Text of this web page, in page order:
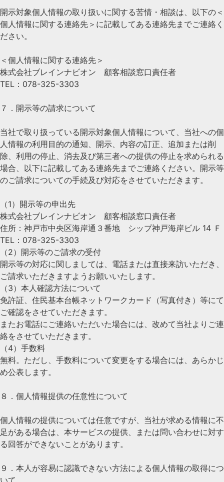
開示対象個人情報の取り扱いに関する苦情・相談は、以下の＜
個人情報に関する連絡先＞に記載してある連絡先までご連絡く
ださい。
＜個人情報に関する連絡先＞
株式会社ブレインナビオン 顧客相談窓口責任者
TEL：078-325-3303
７．開示等の請求について
当社で取り扱っている開示対象個人情報について、当社への個
人情報の利用目的の通知、開示、内容の訂正、追加または削
除、利用の停止、消去及び第三者への提供の停止を求められる
場合、以下に記載してある連絡先までご連絡ください。開示等
のご請求についての手続及び対応をさせていただきます。
（1）開示等の申出先
株式会社ブレインナビオン 顧客相談窓口責任者
住所：神戸市中央区海岸通３番地 シップ神戸海岸ビル 14 Ｆ
TEL：078-325-3303
（2）開示等のご請求の受付
開示等の対応に関しましては、電話または直接来訪いただき、
ご請求いただきますようお願いいたします。
（3）本人確認方法について
免許証、住民基本台帳ネットワークカード（写真付き）等にて
ご確認をさせていただきます。
またお電話にご連絡いただいた場合には、改めて当社よりご連
絡をさせていただきます。
（4）手数料
無料。ただし、手数料について変更をする場合には、あらかじ
め公表します。
８．個人情報提供の任意性について
個人情報の提供については任意ですが、当社が求める情報に不
足がある場合は、本サービスの提供、または問い合わせに対す
る回答ができないことがあります。
９．本人が容易に認識できない方法による個人情報の取得につ